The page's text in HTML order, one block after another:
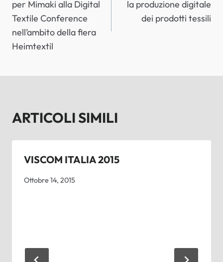
per Mimaki alla Digital
Textile Conference
nell’ambito della fiera
Heimtextil
la produzione digitale
dei prodotti tessili
ARTICOLI SIMILI
VISCOM ITALIA 2015
Ottobre 14, 2015